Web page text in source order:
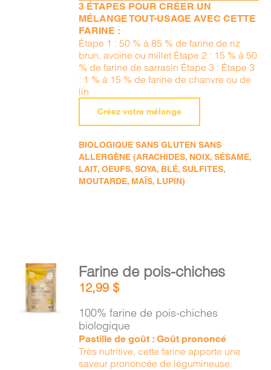
3 ÉTAPES POUR CRÉER UN
MÉLANGE TOUT-USAGE AVEC CETTE
FARINE :
Étape 1 : 50 % à 85 % de farine de riz
brun, avoine ou millet Étape 2 : 15 % à 50
% de farine de sarrasin Étape 3 : Étape 3
: 1 % à 15 % de farine de chanvre ou de
lin
Créez votre mélange
BIOLOGIQUE SANS GLUTEN SANS
ALLERGÈNE (ARACHIDES, NOIX, SÉSAME,
LAIT, OEUFS, SOYA, BLÉ, SULFITES,
MOUTARDE, MAÏS, LUPIN)
AJOUTER
AU
PANIER
Farine de pois-chiches
12,99$
100% farine de pois-chiches
biologique
Pastille de goût : Goût prononcé
Très nutritive, cette farine apporte une
saveur prononcée de légumineuse.